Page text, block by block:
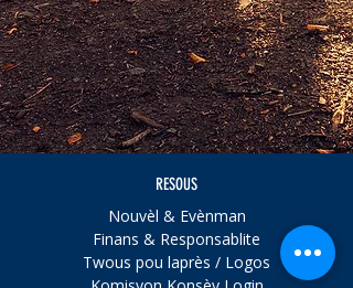
RESOUS
Nouvèl & Evènman
Finans & Responsablite
Twous pou laprès / Logos